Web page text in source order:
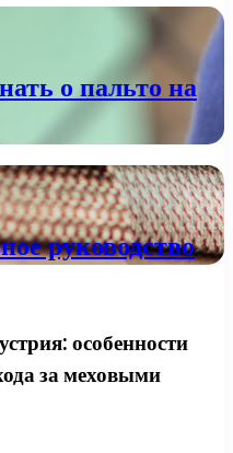
о пальто на
руководство
особенности
за меховыми